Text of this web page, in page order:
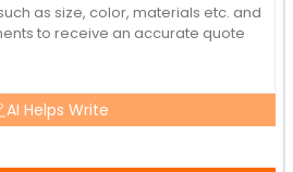
AI Helps Write